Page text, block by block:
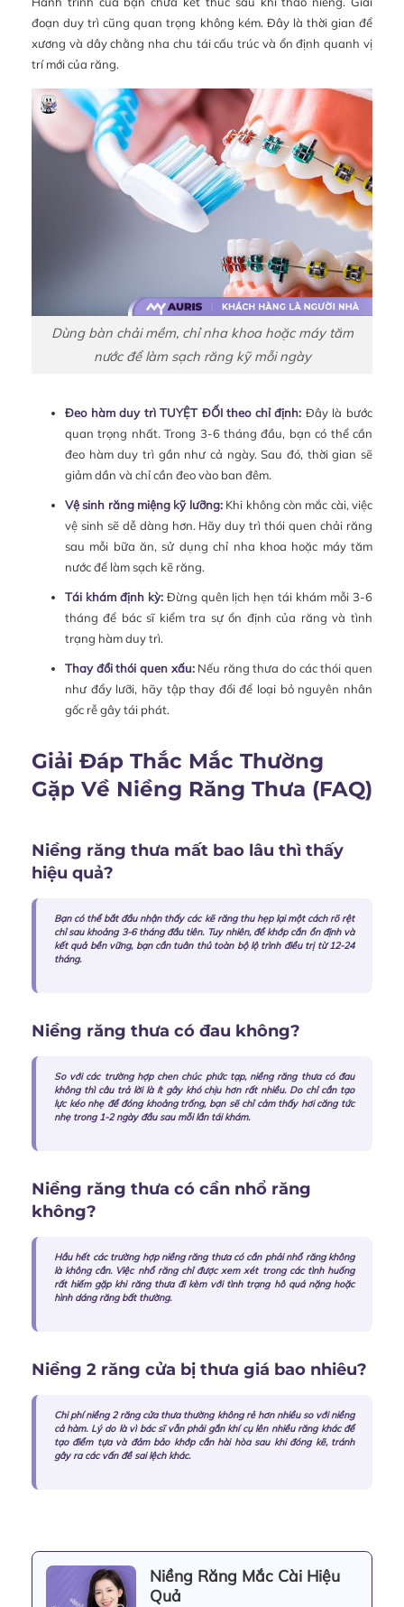
đoạn duy trì cũng quan trọng không kém. Đây là thời gian để
xương và dây chằng nha chu tái cấu trúc và ổn định quanh vị
trí mới của răng.
Dùng bàn chải mềm, chỉ nha khoa hoặc máy tăm
nước để làm sạch răng kỹ mỗi ngày
Đeo hàm duy trì TUYỆT ĐỐI theo chỉ định: Đây là bước
quan trọng nhất. Trong 3-6 tháng đầu, bạn có thể cần
đeo hàm duy trì gần như cả ngày. Sau đó, thời gian sẽ
giảm dần và chỉ cần đeo vào ban đêm.
Vệ sinh răng miệng kỹ lưỡng:Khi không còn mắc cài, việc
vệ sinh sẽ dễ dàng hơn. Hãy duy trì thói quen chải răng
sau mỗi bữa ăn, sử dụng chỉ nha khoa hoặc máy tăm
nước để làm sạch kẽ răng.
Tái khám định kỳ:Đừng quên lịch hẹn tái khám mỗi 3-6
tháng để bác sĩ kiểm tra sự ổn định của răng và tình
trạng hàm duy trì.
Thay đổi thói quen xấu:Nếu răng thưa do các thói quen
như đẩy lưỡi, hãy tập thay đổi để loại bỏ nguyên nhân
gốc rễ gây tái phát.
Giải Đáp Thắc Mắc Thường
Gặp Về Niềng Răng Thưa (FAQ)
Niềng răng thưa mất bao lâu thì thấy
hiệu quả?
Bạn có thể bắt đầu nhận thấy các kẽ răng thu hẹp lại một cách rõ rệt
chỉ sau khoảng 3-6 tháng đầu tiên. Tuy nhiên, để khớp cắn ổn định và
kết quả bền vững, bạn cần tuân thủ toàn bộ lộ trình điều trị từ 12-24
tháng.
Niềng răng thưa có đau không?
So với các trường hợp chen chúc phức tạp, niềng răng thưa có đau
khôngthì câu trả lời là ít gây khó chịu hơn rất nhiều. Do chỉ cần tạo
lực kéo nhẹ để đóng khoảng trống, bạn sẽ chỉ cảm thấy hơi căng tức
nhẹ trong 1-2 ngày đầu sau mỗi lần tái khám.
Niềng răng thưa có cần nhổ răng
không?
Hầu hết các trường hợp niềng răng thưa có cần phải nhổ răng không
là không cần. Việc nhổ răng chỉ được xem xét trong các tình huống
rất hiếm gặp khi răng thưa đi kèm với tình trạng hô quá nặng hoặc
hình dáng răng bất thường.
Niềng 2 răng cửa bị thưa giá bao nhiêu?
Chi phí niềng 2 răng cửa thưa thường không rẻ hơn nhiều so với niềng
cả hàm. Lý do là vì bác sĩ vẫn phải gắn khí cụ lên nhiều răng khác để
tạo điểm tựa và đảm bảo khớp cắn hài hòa sau khi đóng kẽ, tránh
gây ra các vấn đề sai lệch khác.
Niềng Răng Mắc Cài Hiệu
Quả